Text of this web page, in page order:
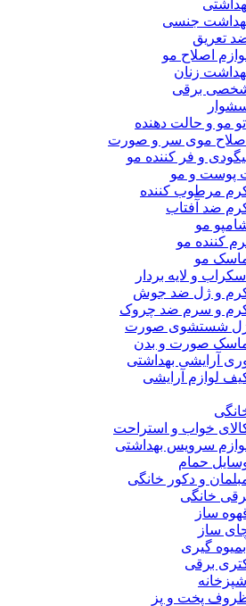
جنسی
تعریق
اصلاح مو
زنان
شخصی برقی
اتو مو و حالت دهنده
اصلاح موی سر و صورت
و فر کننده مو
پوست و مو
مرطوب کننده
ضد آفتاب
مو
کننده مو
مو
اسکراب و لایه بردار
و ژل ضد جوش
و سرم ضد چروک
شستشوی صورت
صورت و بدن
آرایشی بهداشتی
لوازم آرایشی
خواب و استراحت
سرویس بهداشتی
حمام
و دکور خانگی
خانگی
ساز
ساز
آبمیوه گیری
برقی
پخت و پز